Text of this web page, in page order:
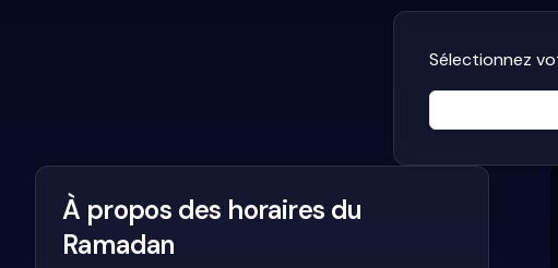
Sélectionnez
À propos des horaires du
Ramadan